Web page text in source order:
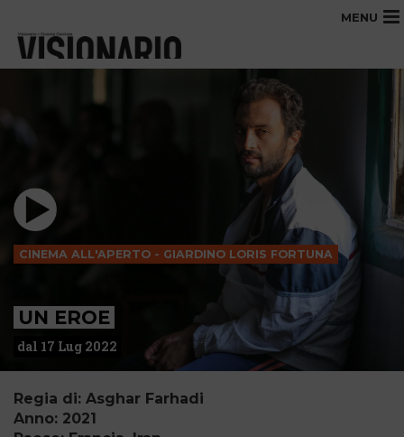
MENU
CINEMA ALL'APERTO - GIARDINO LORIS FORTUNA
UN EROE
dal 17 Lug 2022
Regia di: Asghar Farhadi
Anno: 2021